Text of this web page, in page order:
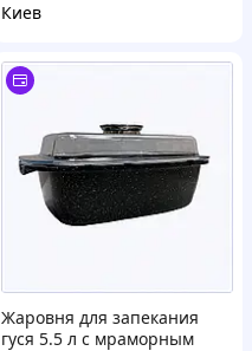
Киев
Жаровня для запекания
гуся 5.5 л с мраморным